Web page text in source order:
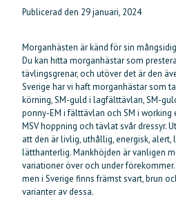
Publicerad den 29 januari, 2024
Morganhästen är känd för sin
Du kan hitta morganhästar som
tävlingsgrenar, och utöver det är den
Sverige har vi haft morganhästar som
körning, SM-guld i lagfälttävlan, SM-
ponny-EM i fälttävlan och SM i
MSV hoppning och tävlat svår dressyr.
att den är livlig, uthållig, energisk,
lätthanterlig. Mankhöjden är vanligen
variationer över och under
men i Sverige finns främst svart, brun
varianter av dessa.